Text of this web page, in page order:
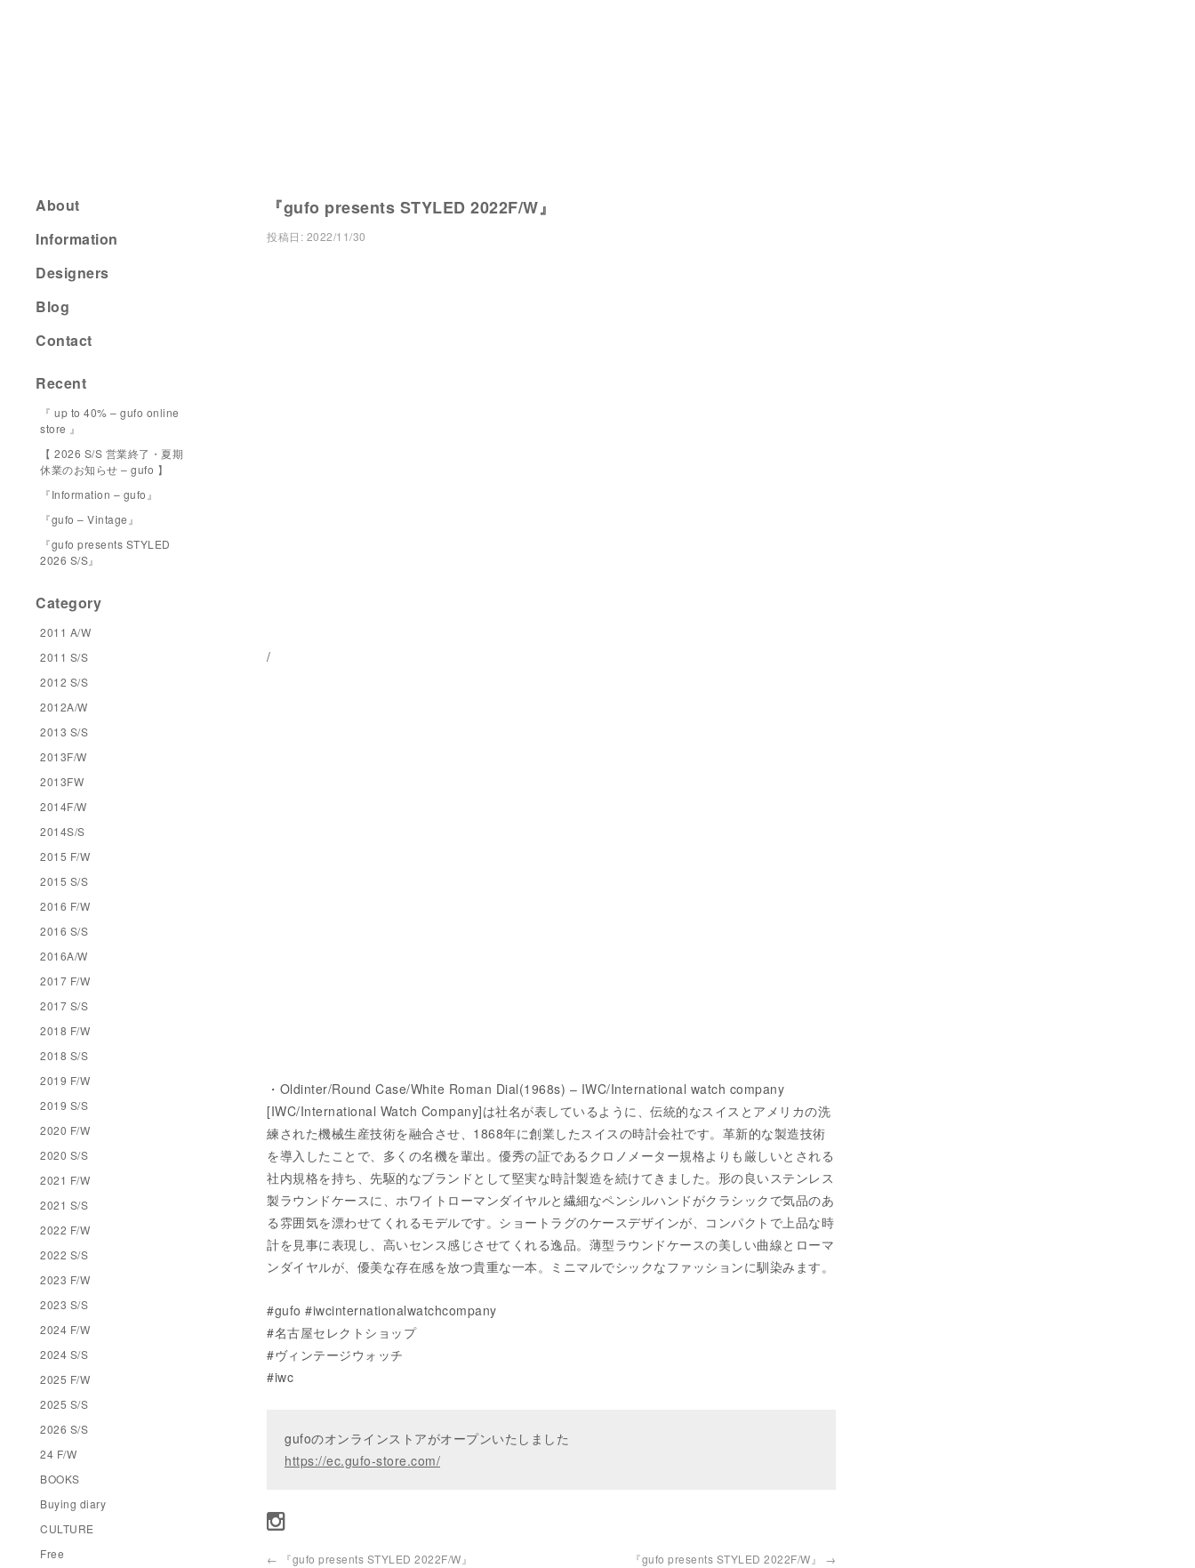
『gufo presents STYLED 2022F/W』
投稿日: 2022/11/30
/
・Oldinter/Round Case/White Roman Dial(1968s) – IWC/International watch company
[IWC/International Watch Company]は社名が表しているように、伝統的なスイスとアメリカの洗
練された機械生産技術を融合させ、1868年に創業したスイスの時計会社です。革新的な製造技術
を導入したことで、多くの名機を輩出。優秀の証であるクロノメーター規格よりも厳しいとされる
社内規格を持ち、先駆的なブランドとして堅実な時計製造を続けてきました。形の良いステンレス
製ラウンドケースに、ホワイトローマンダイヤルと繊細なペンシルハンドがクラシックで気品のあ
る雰囲気を漂わせてくれるモデルです。ショートラグのケースデザインが、コンパクトで上品な時
計を見事に表現し、高いセンス感じさせてくれる逸品。薄型ラウンドケースの美しい曲線とローマ
ンダイヤルが、優美な存在感を放つ貴重な一本。ミニマルでシックなファッションに馴染みます。
#gufo #iwcinternationalwatchcompany
#名古屋セレクトショップ
#ヴィンテージウォッチ
#iwc
gufoのオンラインストアがオープンいたしました
https://ec.gufo-store.com/
← 『gufo presents STYLED 2022F/W』 『gufo presents STYLED 2022F/W』 →
About
Information
Designers
Blog
Contact
Recent
『 up to 40% – gufo online
store 』
【 2026 S/S 営業終了・夏期
休業のお知らせ – gufo 】
『Information – gufo』
『gufo – Vintage』
『gufo presents STYLED
2026 S/S』
Category
2011 A/W
2011 S/S
2012 S/S
2012A/W
2013 S/S
2013F/W
2013FW
2014F/W
2014S/S
2015 F/W
2015 S/S
2016 F/W
2016 S/S
2016A/W
2017 F/W
2017 S/S
2018 F/W
2018 S/S
2019 F/W
2019 S/S
2020 F/W
2020 S/S
2021 F/W
2021 S/S
2022 F/W
2022 S/S
2023 F/W
2023 S/S
2024 F/W
2024 S/S
2025 F/W
2025 S/S
2026 S/S
24 F/W
BOOKS
Buying diary
CULTURE
Free